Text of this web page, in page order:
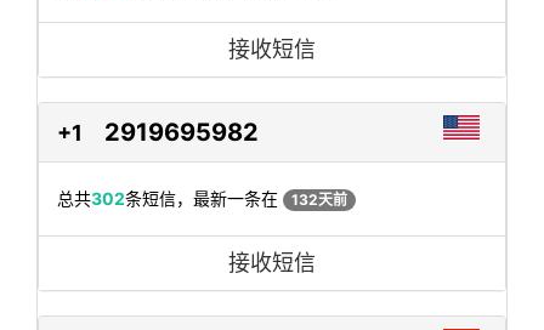
接收短信
+1 2919695982
总共302条短信，最新一条在 132天前
接收短信